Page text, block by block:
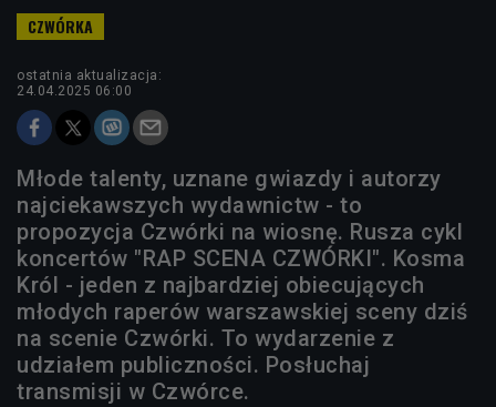
ostatnia aktualizacja:
24.04.2025 06:00
Młode talenty, uznane gwiazdy i autorzy
najciekawszych wydawnictw - to
propozycja Czwórki na wiosnę. Rusza cykl
koncertów "RAP SCENA CZWÓRKI". Kosma
Król - jeden z najbardziej obiecujących
młodych raperów warszawskiej sceny dziś
na scenie Czwórki. To wydarzenie z
udziałem publiczności. Posłuchaj
transmisji w Czwórce.